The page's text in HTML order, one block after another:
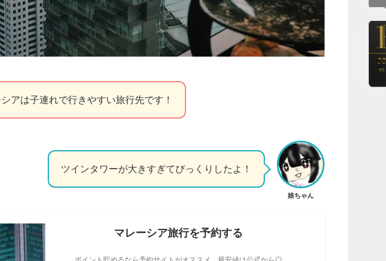
アは子連れで行きやすい旅行先です！
娘ちゃん
ツインタワーが大きすぎてびっくりしたよ！
マレーシア旅行を予約する